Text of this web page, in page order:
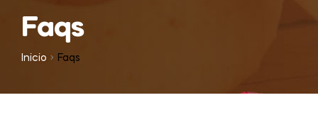
Faqs
Inicio Faqs